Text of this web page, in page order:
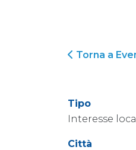
Torna a
Tipo
Interesse
Città